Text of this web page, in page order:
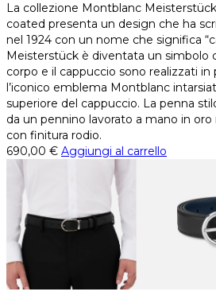
La collezione Montblanc
coated presenta un design che ha
nel 1924 con un nome che significa
Meisterstück è diventata un simbolo
corpo e il cappuccio sono realizzati in
l’iconico emblema Montblanc
superiore del cappuccio. La penna
da un pennino lavorato a mano in oro
con finitura rodio.
690,00 € Aggiungi al carrello